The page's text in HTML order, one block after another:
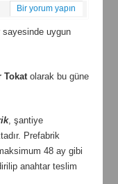
Bir yorum yapın
sayesinde uygun
Tokat olarak bu güne
, şantiye
Prefabrik
48 ay gibi
anahtar teslim